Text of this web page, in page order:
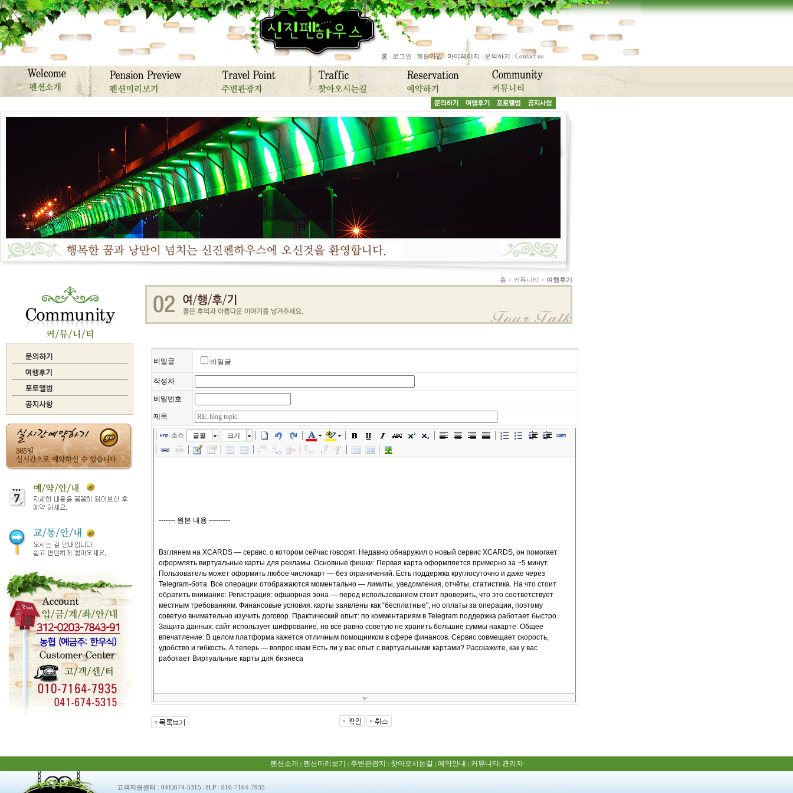
홈 로그인 회원가입| 마이페이지 문의하기 Contact us
홈 > 커뮤니티 > 여행후기
비밀글 비밀글
작성자
비밀번호
제목
소스 글꼴 크기
펜션소개 | 펜션미리보기 | 주변관광지 | 찾아오시는길 | 예약안내 | 커뮤니티 | 관리자
고객지원센터 : 041)674-5315 | H.P : 010-7164-7935